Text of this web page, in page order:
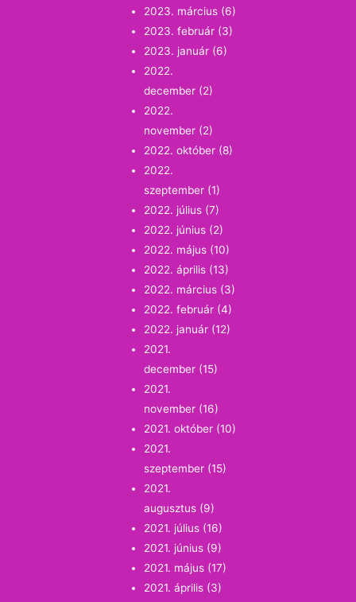
2023. március (6)
2023. február (3)
2023. január (6)
2022.
december (2)
2022.
november (2)
2022. október (8)
2022.
szeptember (1)
2022. július (7)
2022. június (2)
2022. május (10)
2022. április (13)
2022. március (3)
2022. február (4)
2022. január (12)
2021.
december (15)
2021.
november (16)
2021. október (10)
2021.
szeptember (15)
2021.
augusztus (9)
2021. július (16)
2021. június (9)
2021. május (17)
2021. április (3)